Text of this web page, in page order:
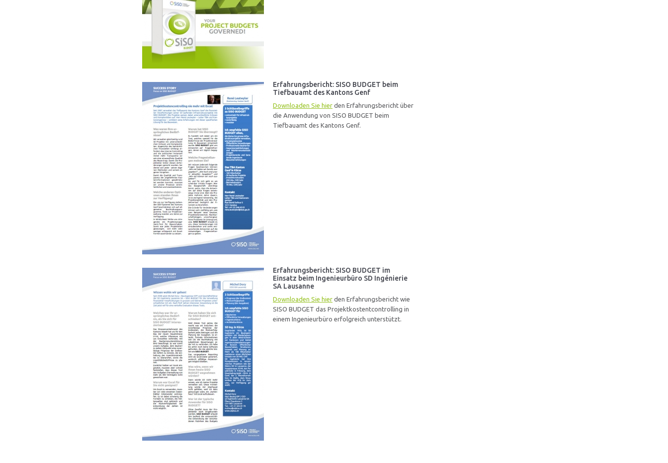
Erfahrungsbericht: SISO BUDGET beim
Tiefbauamt des Kantons Genf
Downloaden Sie hier den Erfahrungsbericht über
die Anwendung von SISO BUDGET beim
Tiefbauamt des Kantons Genf.
Erfahrungsbericht: SISO BUDGET im
Einsatz beim Ingenieurbüro SD Ingénierie
SA Lausanne
Downloaden Sie hier den Erfahrungsbericht wie
SISO BUDGET das Projektkostentcontrolling in
einem Ingenieurbüro erfolgreich unterstützt.